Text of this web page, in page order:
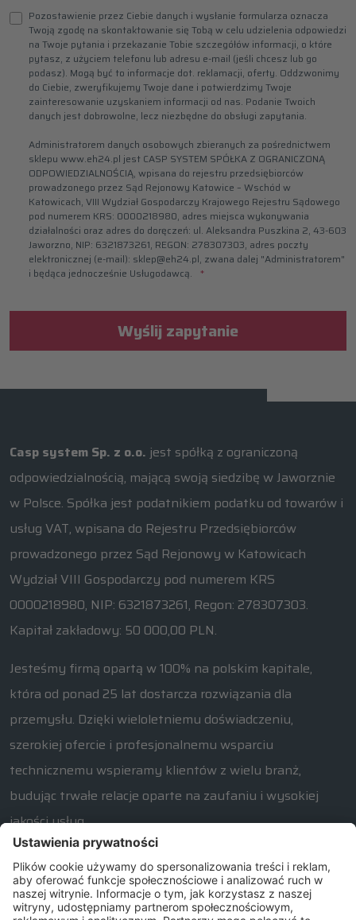
Pozostawienie przez Ciebie danych i wysłanie formularza oznacza
Twoją zgodę na skontaktowanie się Tobą w celu udzielenia odpowiedzi
na Twoje pytania i przekazanie Tobie szczegółów informacji, o które
pytasz, z użyciem telefonu lub adresu e-mail (jeśli chcesz lub go
podasz). Mogą być to informacje dot. reklamacji, oferty. Oddzwonimy
do Ciebie, zweryfikujemy Twoje dane i potwierdzimy Twoje
zainteresowanie uzyskaniem informacji od nas. Podanie Twoich
danych jest dobrowolne, lecz niezbędne do obsługi zapytania.
Administratorem danych osobowych zbieranych za pośrednictwem
sklepu www.eh24.pl jest CASP SYSTEM SPÓŁKA Z OGRANICZONĄ
ODPOWIEDZIALNOŚCIĄ, wpisana do rejestru przedsiębiorców
prowadzonego przez Sąd Rejonowy Katowice – Wschód w
Katowicach, VIII Wydział Gospodarczy Krajowego Rejestru Sądowego
pod numerem KRS: 0000218980, adres miejsca wykonywania
działalności oraz adres do doręczeń: ul. Aleksandra Puszkina 2, 43-603
Jaworzno, NIP: 6321873261, REGON: 278307303, adres poczty
elektronicznej (e-mail): sklep@eh24.pl, zwana dalej "Administratorem"
i będąca jednocześnie Usługodawcą.
Wyślij zapytanie
Casp system Sp. z o.o. jest spółką z ograniczoną
odpowiedzialnością, mającą swoją siedzibę w Jaworznie
w Polsce. Spółka jest podatnikiem podatku od towarów i
usług VAT, wpisana do Rejestru Przedsiębiorców
prowadzonego przez Sąd Rejonowy w Katowicach
Wydział VIII Gospodarczy pod numerem KRS
0000218980, NIP: 6321873261, Regon: 278307303.
Kapitał zakładowy: 50 000,00 PLN.
Jesteśmy firmą opartą w 100% na polskim kapitale,
która od ponad 25 lat dostarcza rozwiązania dla
przemysłu. Dzięki wieloletniemu doświadczeniu,
szerokiej ofercie i profesjonalnemu wsparciu
technicznemu wspieramy klientów z wielu branż,
budując trwałe relacje oparte na zaufaniu i wysokiej
jakości usług.
W razie jakichkolwiek pytań związanych z naszą ofertą
prosimy o kontakt od poniedziałku do piątku w
godzinach 7:30 – 15:30.